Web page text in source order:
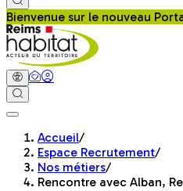
Bienvenue sur le nouveau
Accueil/
Espace Recrutement/
Nos métiers/
Rencontre avec Alban,